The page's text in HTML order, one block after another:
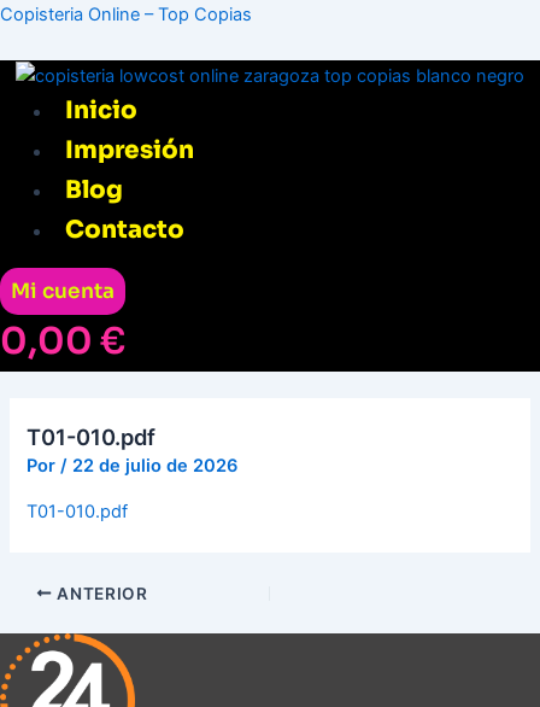
Ir
contenido
Copisteria Online – Top Copias
Menú
Inicio
Impresión
Blog
Contacto
Mi cuenta
0,00 €
T01-010.pdf
Por/ 22 de julio de 2026
T01-010.pdf
Navegación
entradas
ANTERIOR